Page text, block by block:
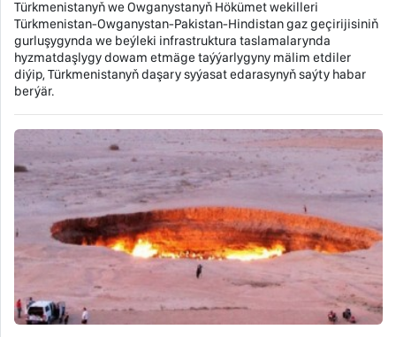
Türkmenistanyň we Owganystanyň Hökümet wekilleri
Türkmenistan-Owganystan-Pakistan-Hindistan gaz geçirijisiniň
gurluşygynda we beýleki infrastruktura taslamalarynda
hyzmatdaşlygy dowam etmäge taýýarlygyny mälim etdiler
diýip, Türkmenistanyň daşary syýasat edarasynyň saýty habar
berýär.